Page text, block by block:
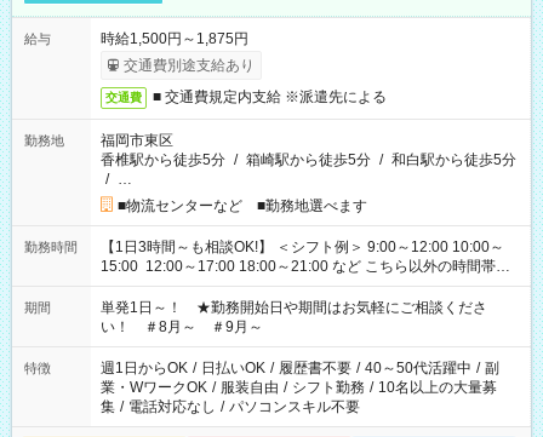
給与
時給1,500円～1,875円
交通費別途支給あり
交通費 ■ 交通費規定内支給 ※派遣先による
勤務地
福岡市東区
香椎駅から徒歩5分 / 箱崎駅から徒歩5分 / 和白駅から徒歩5分
/ …
■物流センターなど ■勤務地選べます
勤務時間
【1日3時間～も相談OK!】 ＜シフト例＞ 9:00～12:00 10:00～
15:00 12:00～17:00 18:00～21:00 など こちら以外の時間帯も
お気軽にご相談ください！
期間
単発1日～！ ★勤務開始日や期間はお気軽にご相談くださ
い！ ＃8月～ ＃9月～
特徴 週1日からOK / 日払いOK / 履歴書不要 / 40～50代活躍中 / 副
業・WワークOK / 服装自由 / シフト勤務 / 10名以上の大量募
集 / 電話対応なし / パソコンスキル不要